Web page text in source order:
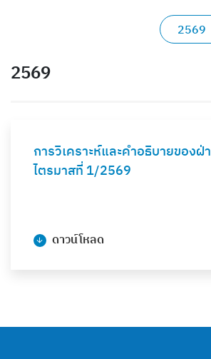
2569
การวิเคราะห์และคำอธิบายของฝ่
ไตรมาสที่ 1/2569
ดาวน์โหลด